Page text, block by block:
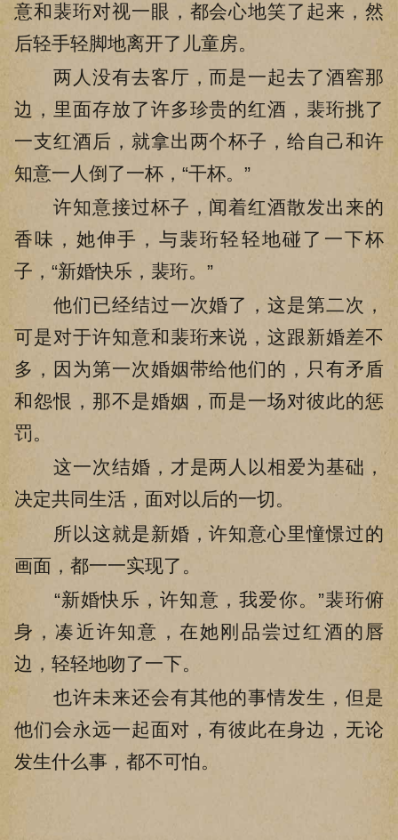
意和裴珩对视一眼，都会心地笑了起来，然
后轻手轻脚地离开了儿童房。
两人没有去客厅，而是一起去了酒窖那
边，里面存放了许多珍贵的红酒，裴珩挑了
一支红酒后，就拿出两个杯子，给自己和许
知意一人倒了一杯，“干杯。”
许知意接过杯子，闻着红酒散发出来的
香味，她伸手，与裴珩轻轻地碰了一下杯
子，“新婚快乐，裴珩。”
他们已经结过一次婚了，这是第二次，
可是对于许知意和裴珩来说，这跟新婚差不
多，因为第一次婚姻带给他们的，只有矛盾
和怨恨，那不是婚姻，而是一场对彼此的惩
罚。
这一次结婚，才是两人以相爱为基础，
决定共同生活，面对以后的一切。
所以这就是新婚，许知意心里憧憬过的
画面，都一一实现了。
“新婚快乐，许知意，我爱你。”裴珩俯
身，凑近许知意，在她刚品尝过红酒的唇
边，轻轻地吻了一下。
也许未来还会有其他的事情发生，但是
他们会永远一起面对，有彼此在身边，无论
发生什么事，都不可怕。